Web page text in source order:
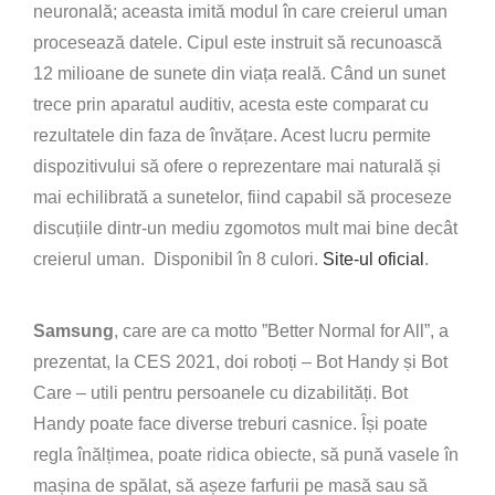
neuronală; aceasta imită modul în care creierul uman
procesează datele. Cipul este instruit să recunoască
12 milioane de sunete din viața reală. Când un sunet
trece prin aparatul auditiv, acesta este comparat cu
rezultatele din faza de învățare. Acest lucru permite
dispozitivului să ofere o reprezentare mai naturală și
mai echilibrată a sunetelor, fiind capabil să proceseze
discuțiile dintr-un mediu zgomotos mult mai bine decât
creierul uman. Disponibil în 8 culori. Site-ul oficial .
Samsung, care are ca motto ”Better Normal for All”, a
prezentat, la CES 2021, doi roboți – Bot Handy și Bot
Care – utili pentru persoanele cu dizabilități. Bot
Handy poate face diverse treburi casnice. Își poate
regla înălțimea, poate ridica obiecte, să pună vasele în
mașina de spălat, să așeze farfurii pe masă sau să